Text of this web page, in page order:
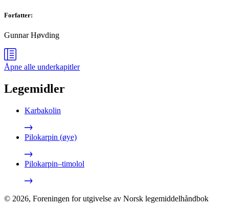
Forfatter:
Gunnar Høvding
Åpne alle underkapitler
Legemidler
Karbakolin
Pilokarpin (øye)
Pilokarpin–timolol
© 2026, Foreningen for utgivelse av Norsk legemiddelhåndbok